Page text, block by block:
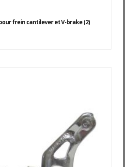
frein cantilever et V-brake (2)